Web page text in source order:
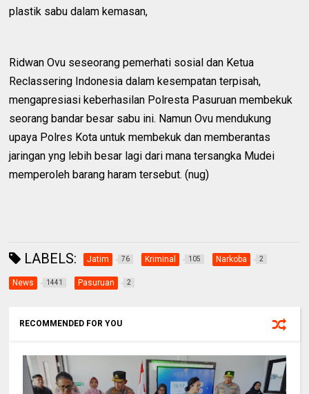
plastik sabu dalam kemasan,
Ridwan Ovu seseorang pemerhati sosial dan Ketua
Reclassering Indonesia dalam kesempatan terpisah,
mengapresiasi keberhasilan Polresta Pasuruan membekuk
seorang bandar besar sabu ini. Namun Ovu mendukung
upaya Polres Kota untuk membekuk dan memberantas
jaringan yng lebih besar lagi dari mana tersangka Mudei
memperoleh barang haram tersebut. (nug)
LABELS: Jatim 76 Kriminal 105 Narkoba 2
News 1441 Pasuruan 2
RECOMMENDED FOR YOU